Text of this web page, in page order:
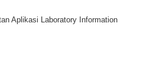
Aplikasi Laboratory Information